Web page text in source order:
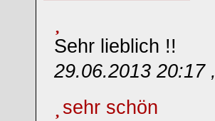
Sehr lieblich !!
29.06.2013 20:17 ,
sehr schön